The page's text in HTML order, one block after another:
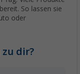
So lassen sie
oder
zu dir?